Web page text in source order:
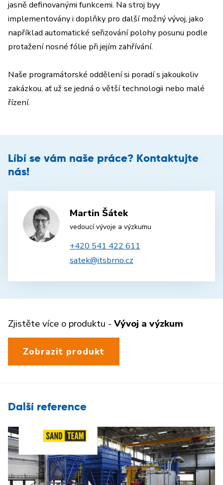
jasně definovanými funkcemi. Na stroj byy
implementovány i doplňky pro další možný vývoj, jako
například automatické seřizování polohy posunu podle
protažení nosné fólie při jejím zahřívání.
Naše programátorské oddělení si poradí s jakoukoliv
zakázkou, ať už se jedná o větší technologii nebo malé
řízení.
Líbí se vám naše práce? Kontaktujte
nás!
Martin Šátek
vedoucí vývoje a výzkumu
+420 541 422 611
satek@itsbrno.cz
Zjistěte více o produktu -Vývoj a výzkum
Zobrazit produkt
Další reference